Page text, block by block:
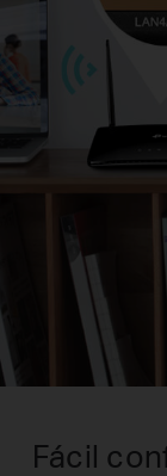
Fácil